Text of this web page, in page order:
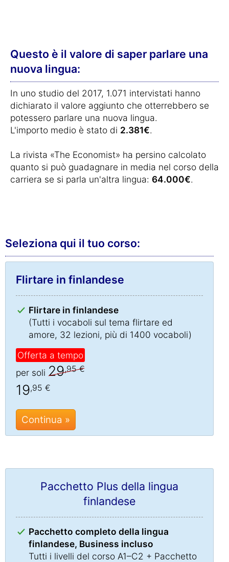
Questo è il valore di saper parlare una
nuova lingua:
In uno studio del 2017, 1.071 intervistati hanno
dichiarato il valore aggiunto che otterrebbero se
potessero parlare una nuova lingua.
L'importo medio è stato di 2.381€.
La rivista «The Economist» ha persino calcolato
quanto si può guadagnare in media nel corso della
carriera se si parla un'altra lingua: 64.000€.
Seleziona qui il tuo corso:
Flirtare in finlandese
Flirtare in finlandese
(Tutti i vocaboli sul tema flirtare ed
amore, 32 lezioni, più di 1400 vocaboli)
Offerta a tempo
per soli 29,95 €
19,95 €
Continua »
Pacchetto Plus della lingua
finlandese
Pacchetto completo della lingua
finlandese, Business incluso
Tutti i livelli del corso A1–C2 + Pacchetto